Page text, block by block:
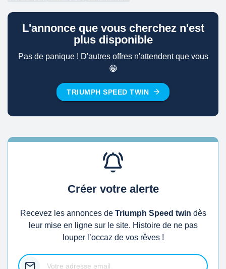
L'annonce que vous cherchez n'est
plus disponible
Pas de panique ! D'autres offres n'attendent que vous
😁
TRIUMPH SPEED TWIN
Créer votre alerte
Recevez les annonces de Triumph Speed twin dès
leur mise en ligne sur le site. Histoire de ne pas
louper l’occaz de vos rêves !